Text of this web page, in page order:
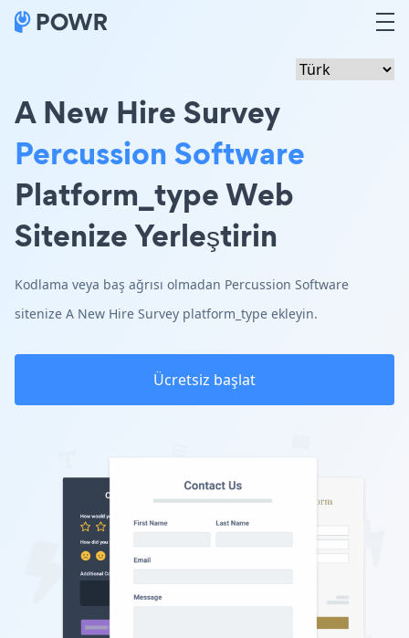
A New Hire Survey
Percussion Software
Platform_type Web
Sitenize Yerleştirin
Kodlama veya baş ağrısı olmadan Percussion Software
sitenize A New Hire Survey platform_type ekleyin.
Ücretsiz başlat